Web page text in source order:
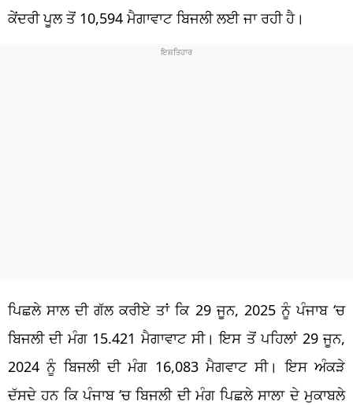
ਕੇਂਦਰੀ ਪੂਲ ਤੋਂ 10,594 ਮੈਗਾਵਾਟ ਬਿਜਲੀ ਲਈ ਜਾ ਰਹੀ ਹੈ।
ਪਿਛਲੇ ਸਾਲ ਦੀ ਗੱਲ ਕਰੀਏ ਤਾਂ ਕਿ 29 ਜੂਨ, 2025 ਨੂੰ ਪੰਜਾਬ ‘ਚ
ਬਿਜਲੀ ਦੀ ਮੰਗ 15.421 ਮੈਗਾਵਾਟ ਸੀ। ਇਸ ਤੋਂ ਪਹਿਲਾਂ 29 ਜੂਨ,
2024 ਨੂੰ ਬਿਜਲੀ ਦੀ ਮੰਗ 16,083 ਮੈਗਵਾਟ ਸੀ। ਇਸ ਅੰਕੜੇ
ਦੱਸਦੇ ਹਨ ਕਿ ਪੰਜਾਬ ‘ਚ ਬਿਜਲੀ ਦੀ ਮੰਗ ਪਿਛਲੇ ਸਾਲਾ ਦੇ ਮੁਕਾਬਲੇ